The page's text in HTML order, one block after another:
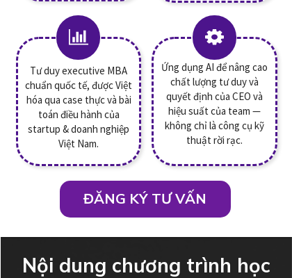
Tư duy executive MBA
chuẩn quốc tế, được Việt
hóa qua case thực và bài
toán điều hành của
startup & doanh nghiệp
Việt Nam.
Ứng dụng AI để nâng cao
chất lượng tư duy và
quyết định của CEO và
hiệu suất của team —
không chỉ là công cụ kỹ
thuật rời rạc.
ĐĂNG KÝ TƯ VẤN
Nội dung chương trình học